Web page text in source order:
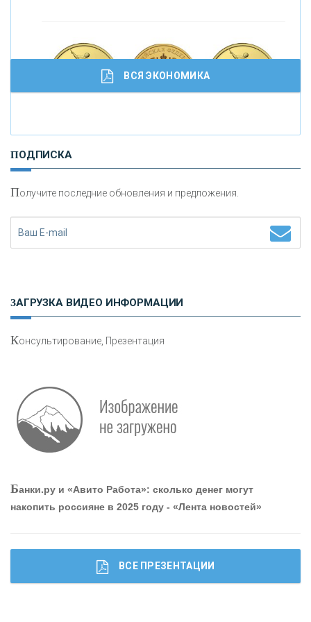
Работа мечты. Что банки делают для того, чтобы
привлечь и удержать персонал - «Интервью»
И
сохранения и увеличения капитала
ВСЯ ЭКОНОМИКА
ПОДПИСКА
Получите последние обновления и предложения.
ЗАГРУЗКА ВИДЕО ИНФОРМАЦИИ
Консультирование, Презентация
Банки.ру и «Авито Работа»: сколько денег могут
накопить россияне в 2025 году - «Лента новостей»
ВСЕ ПРЕЗЕНТАЦИИ